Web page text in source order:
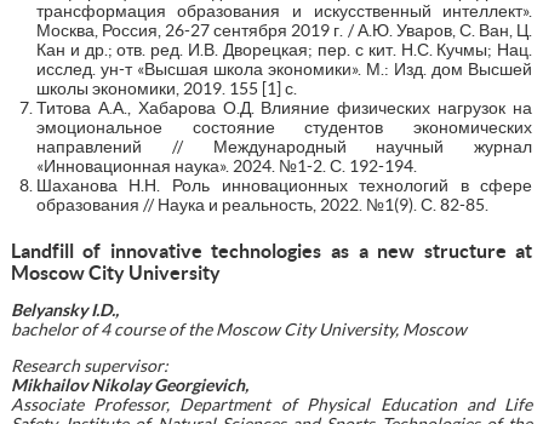
трансформация образования и искусственный интеллект».
Москва, Россия, 26-27 сентября 2019 г. / А.Ю. Уваров, С. Ван, Ц.
Кан и др.; отв. ред. И.В. Дворецкая; пер. с кит. Н.С. Кучмы; Нац.
исслед. ун-т «Высшая школа экономики». М.: Изд. дом Высшей
школы экономики, 2019. 155 [1] с.
Титова А.А., Хабарова О.Д. Влияние физических нагрузок на
эмоциональное состояние студентов экономических
направлений // Международный научный журнал
«Инновационная наука». 2024. №1-2. С. 192-194.
Шаханова Н.Н. Роль инновационных технологий в сфере
образования // Наука и реальность, 2022. №1(9). С. 82-85.
Landfill of innovative technologies as a new structure at
Moscow City University
Belyansky I.D.,
bachelor of 4 course of the Moscow City University, Moscow
Research supervisor:
Mikhailov Nikolay Georgievich,
Associate Professor, Department of Physical Education and Life